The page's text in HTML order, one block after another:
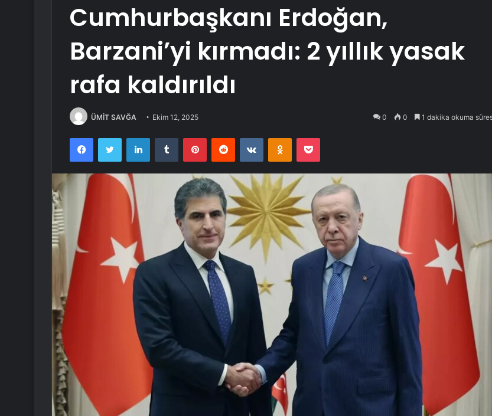
Cumhurbaşkanı Erdoğan,
Barzani’yi kırmadı: 2 yıllık yasak
rafa kaldırıldı
ÜMİT SAVĞA Ekim 12, 2025 0 0 1 dakika okuma
FacebookTwitter LinkedInTumblr PinterestReddit VKontakteOdnoklassniki
Pocket